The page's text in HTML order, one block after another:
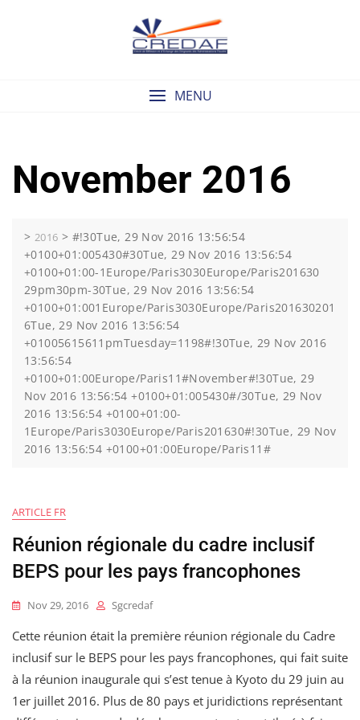
MENU
November 2016
> 2016 > #!30Tue, 29 Nov 2016 13:56:54
+0100+01:005430#30Tue, 29 Nov 2016 13:56:54
+0100+01:00-1Europe/Paris3030Europe/Paris201630
29pm30pm-30Tue, 29 Nov 2016 13:56:54
+0100+01:001Europe/Paris3030Europe/Paris201630201
6Tue, 29 Nov 2016 13:56:54
+01005615611pmTuesday=1198#!30Tue, 29 Nov 2016
13:56:54
+0100+01:00Europe/Paris11#November#!30Tue, 29
Nov 2016 13:56:54 +0100+01:005430#/30Tue, 29 Nov
2016 13:56:54 +0100+01:00-
1Europe/Paris3030Europe/Paris201630#!30Tue, 29 Nov
2016 13:56:54 +0100+01:00Europe/Paris11#
ARTICLE FR
Réunion régionale du cadre inclusif
BEPS pour les pays francophones
Nov 29, 2016 Sgcredaf
Cette réunion était la première réunion régionale du Cadre
inclusif sur le BEPS pour les pays francophones, qui fait suite
à la réunion inaugurale qui s’est tenue à Kyoto du 29 juin au
1er juillet 2016. Plus de 80 pays et juridictions représentant